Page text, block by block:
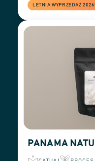
LETNIA WYPRZEDAŻ
PANAMA